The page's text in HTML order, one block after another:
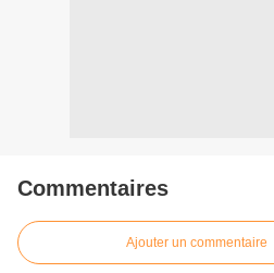
Commentaires
Ajouter un commentaire